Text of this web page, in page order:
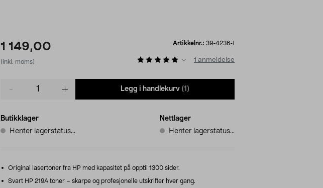
1 149,00
(inkl. moms)
Artikkelnr.: 39-4236-1
1 anmeldelse
Legg i handlekurv (1)
Butikklager
Henter lagerstatus...
Nettlager
Henter lagerstatus...
Original lasertoner fra HP med kapasitet på opptil 1300 sider.
Svart HP 219A toner – skarpe og profesjonelle utskrifter hver gang.